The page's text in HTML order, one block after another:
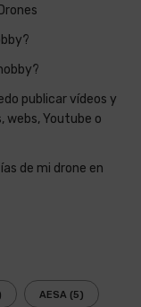
publicar vídeos y
webs, Youtube o
de mi drone en
AESA (5)